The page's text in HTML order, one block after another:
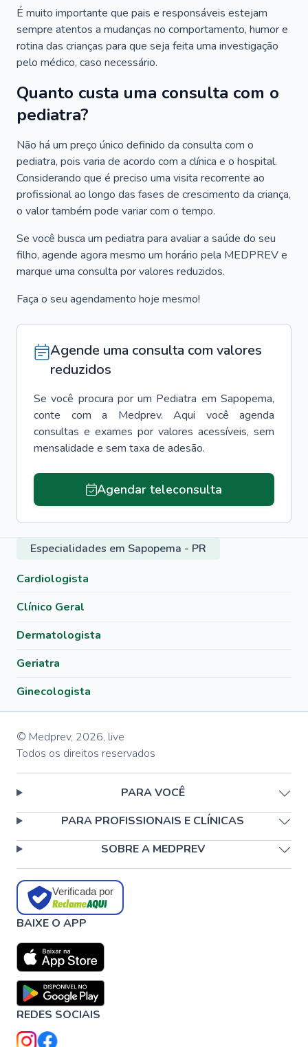
É muito importante que pais e responsáveis estejam
sempre atentos a mudanças no comportamento, humor e
rotina das crianças para que seja feita uma investigação
pelo médico, caso necessário.
Quanto custa uma consulta com o
pediatra?
Não há um preço único definido da consulta com o
pediatra, pois varia de acordo com a clínica e o hospital.
Considerando que é preciso uma visita recorrente ao
profissional ao longo das fases de crescimento da criança,
o valor também pode variar com o tempo.
Se você busca um pediatra para avaliar a saúde do seu
filho, agende agora mesmo um horário pela MEDPREV e
marque uma consulta por valores reduzidos.
Faça o seu agendamento hoje mesmo!
Agende uma consulta com valores
reduzidos
Se você procura por um Pediatra em Sapopema,
conte com a Medprev. Aqui você agenda
consultas e exames por valores acessíveis, sem
mensalidade e sem taxa de adesão.
Agendar teleconsulta
Especialidades em Sapopema - PR
Cardiologista
Clínico Geral
Dermatologista
Geriatra
Ginecologista
© Medprev, 2026, live
Todos os direitos reservados
PARA VOCÊ
PARA PROFISSIONAIS E CLÍNICAS
SOBRE A MEDPREV
Verificada por
BAIXE O APP
REDES SOCIAIS